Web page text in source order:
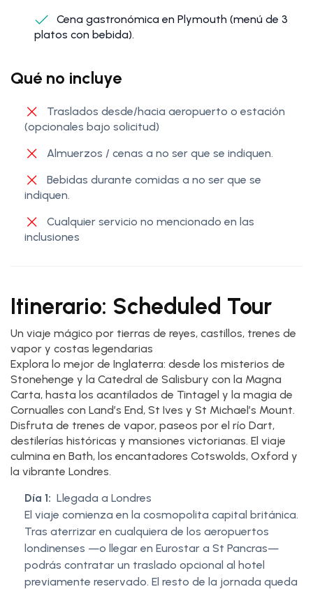
Cena gastronómica en Plymouth (menú de 3
platos con bebida).
Qué no incluye
Traslados desde/hacia aeropuerto o estación
(opcionales bajo solicitud)
Almuerzos / cenas a no ser que se indiquen.
Bebidas durante comidas a no ser que se
indiquen.
Cualquier servicio no mencionado en las
inclusiones
Itinerario: Scheduled Tour
Un viaje mágico por tierras de reyes, castillos, trenes de
vapor y costas legendarias
Explora lo mejor de Inglaterra: desde los misterios de
Stonehenge y la Catedral de Salisbury con la Magna
Carta, hasta los acantilados de Tintagel y la magia de
Cornualles con Land’s End, St Ives y St Michael’s Mount.
Disfruta de trenes de vapor, paseos por el río Dart,
destilerías históricas y mansiones victorianas. El viaje
culmina en Bath, los encantadores Cotswolds, Oxford y
la vibrante Londres.
Día 1: Llegada a Londres
El viaje comienza en la cosmopolita capital británica.
Tras aterrizar en cualquiera de los aeropuertos
londinenses —o llegar en Eurostar a St Pancras—
podrás contratar un traslado opcional al hotel
previamente reservado. El resto de la jornada queda